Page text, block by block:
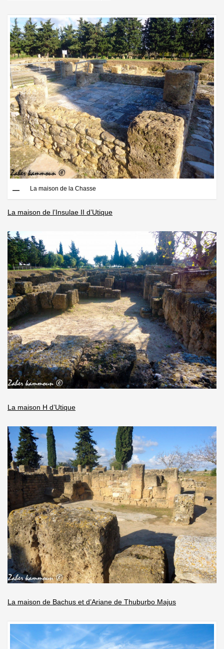
La maison de la Chasse
La maison de l’Insulae II d’Utique
La maison H d’Utique
La maison de Bachus et d’Ariane de Thuburbo Majus